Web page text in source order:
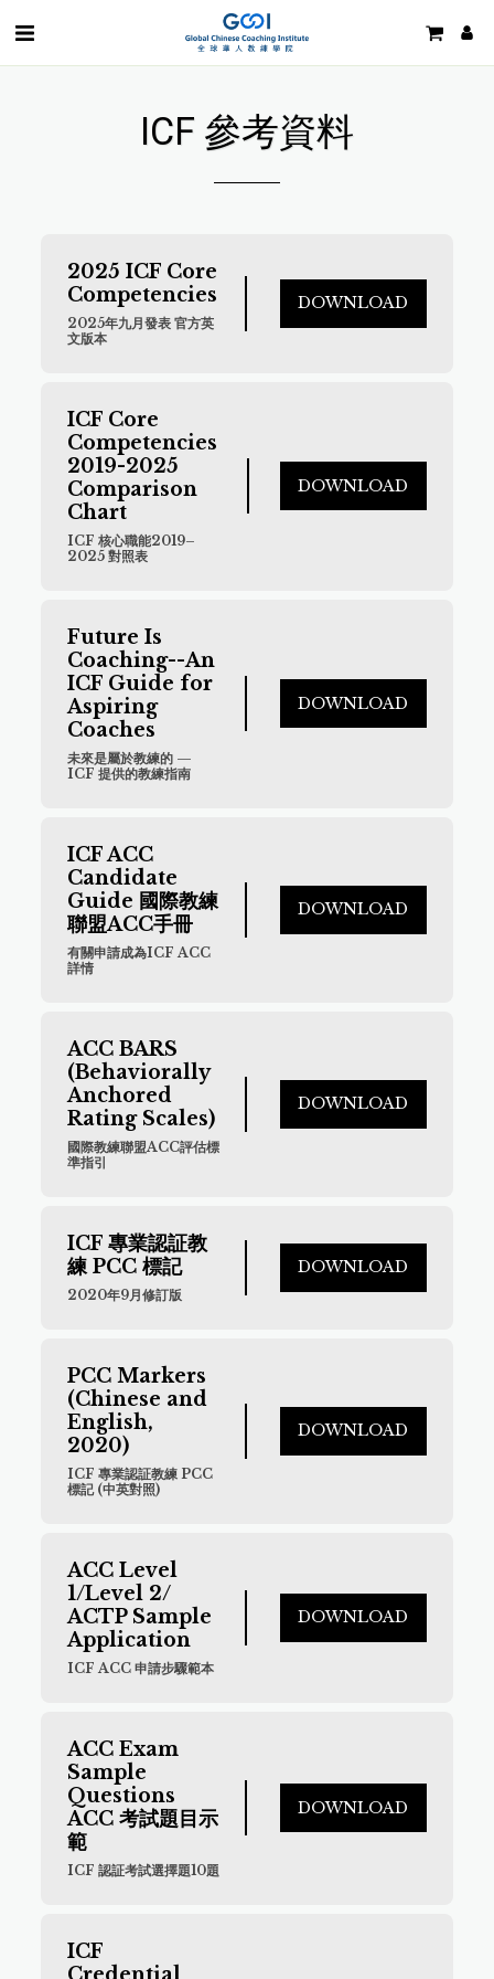
ICF 參考資料
2025 ICF Core
Competencies
2025年九月發表 官方英
文版本
DOWNLOAD
ICF Core
Competencies
2019-2025
Comparison
Chart
ICF 核心職能2019–
2025 對照表
DOWNLOAD
Future Is
Coaching--An
ICF Guide for
Aspiring
Coaches
未來是屬於教練的 —
ICF 提供的教練指南
DOWNLOAD
ICF ACC
Candidate
Guide 國際教練
聯盟ACC手冊
有關申請成為ICF ACC
詳情
DOWNLOAD
ACC BARS
(Behaviorally
Anchored
Rating Scales)
國際教練聯盟ACC評估標
準指引
DOWNLOAD
ICF 專業認証教
練 PCC 標記
2020年9月修訂版
DOWNLOAD
PCC Markers
(Chinese and
English,
2020)
ICF 專業認証教練 PCC
標記 (中英對照)
DOWNLOAD
ACC Level
1/Level 2/
ACTP Sample
Application
ICF ACC 申請步驟範本
DOWNLOAD
ACC Exam
Sample
Questions
ACC 考試題目示
範
ICF 認証考試選擇題10題
DOWNLOAD
ICF
Credential